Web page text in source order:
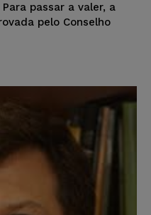
passar a valer, a
pelo Conselho